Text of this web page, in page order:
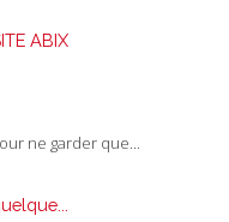
ABIX
ne garder que...